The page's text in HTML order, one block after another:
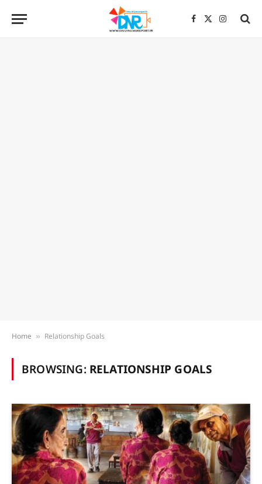
Facebook
X
Home » Relationship Goals
BROWSING: RELATIONSHIP GOALS